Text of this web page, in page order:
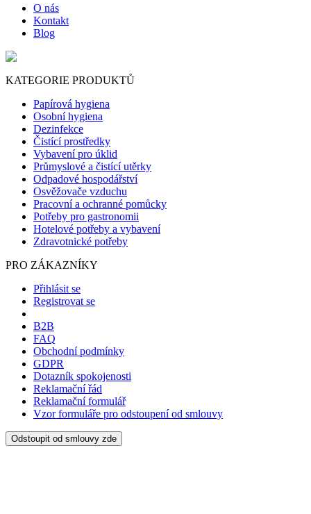
O nás
Kontakt
Blog
KATEGORIE PRODUKTŮ
Papírová hygiena
Osobní hygiena
Dezinfekce
Čistící prostředky
Vybavení pro úklid
Průmyslové a čistící utěrky
Odpadové hospodářství
Osvěžovače vzduchu
Pracovní a ochranné pomůcky
Potřeby pro gastronomii
Hotelové potřeby a vybavení
Zdravotnické potřeby
PRO ZÁKAZNÍKY
Přihlásit se
Registrovat se
B2B
FAQ
Obchodní podmínky
GDPR
Dotazník spokojenosti
Reklamační řád
Reklamační formulář
Vzor formuláře pro odstoupení od smlouvy
Odstoupit od smlouvy zde